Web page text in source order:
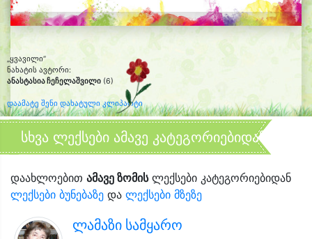
„ყვავილი“
ნახატის ავტორი:
ანასტასია ჩეჩელაშვილი (6)
დაამატე შენი დახატული კლიპარტი
სხვა ლექსები ამავე კატეგორიებიდან
დაახლოებით ამავე ზომისლექსები კატეგორიებიდან
ლექსები ბუნებაზე და ლექსები მზეზე
ლამაზი სამყარო